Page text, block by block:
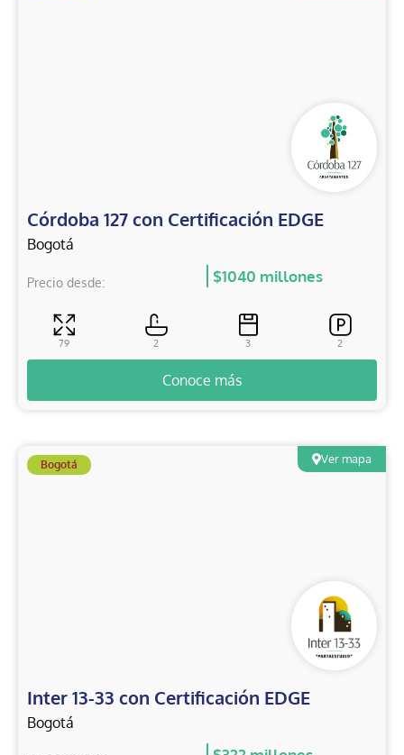
Córdoba 127 con Certificación EDGE
Bogotá
Precio desde: $1040 millones
79 2 3 2
Conoce más
Ver mapa
Bogotá
Inter 13-33 con Certificación EDGE
Bogotá